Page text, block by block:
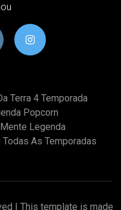
Terra 4 Temporada
Popcorn
Legenda
As Temporadas
| This template is made